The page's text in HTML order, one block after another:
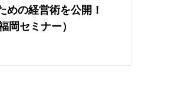
めの経営術を公開！
岡セミナー）